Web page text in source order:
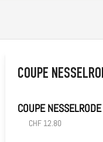
COUPE
COUPE NESSELRODE
CHF 12.80